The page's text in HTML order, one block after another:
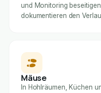
und Monitoring
dokumentieren den
Mäuse
In Hohlräumen, Küchen